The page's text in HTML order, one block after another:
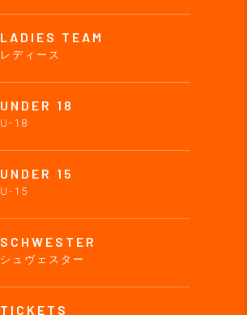
LADIES TEAM
レディース
UNDER 18
U-18
UNDER 15
U-15
SCHWESTER
シュヴェスター
TICKETS